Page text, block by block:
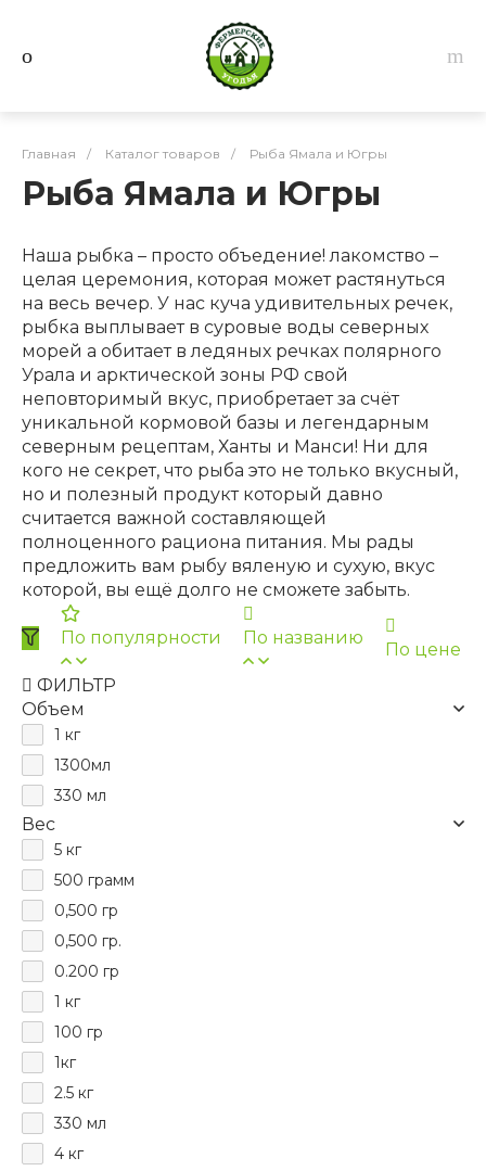
Главная / Каталог товаров / Рыба Ямала и Югры
Рыба Ямала и Югры
Наша рыбка – просто объедение! лакомство –
целая церемония, которая может растянуться
на весь вечер. У нас куча удивительных речек,
рыбка выплывает в суровые воды северных
морей а обитает в ледяных речках полярного
Урала и арктической зоны РФ свой
неповторимый вкус, приобретает за счёт
уникальной кормовой базы и легендарным
северным рецептам, Ханты и Манси! Ни для
кого не секрет, что рыба это не только вкусный,
но и полезный продукт который давно
считается важной составляющей
полноценного рациона питания. Мы рады
предложить вам рыбу вяленую и сухую, вкус
которой, вы ещё долго не сможете забыть.
По популярности По названию
По цене
ФИЛЬТР
Объем
1 кг
1300мл
330 мл
Вес
5 кг
500 грамм
0,500 гр
0,500 гр.
0.200 гр
1 кг
100 гр
1кг
2.5 кг
330 мл
4 кг